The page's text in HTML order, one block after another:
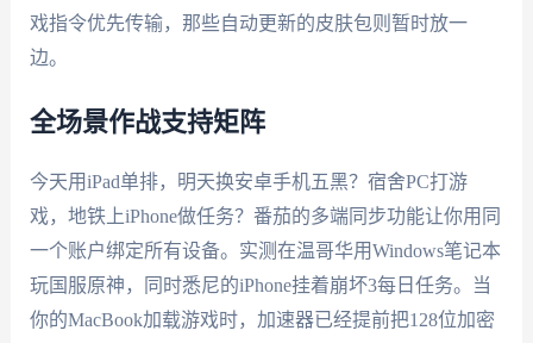
戏指令优先传输，那些自动更新的皮肤包则暂时放一
边。
全场景作战支持矩阵
今天用iPad单排，明天换安卓手机五黑？宿舍PC打游
戏，地铁上iPhone做任务？番茄的多端同步功能让你用同
一个账户绑定所有设备。实测在温哥华用Windows笔记本
玩国服原神，同时悉尼的iPhone挂着崩坏3每日任务。当
你的MacBook加载游戏时，加速器已经提前把128位加密